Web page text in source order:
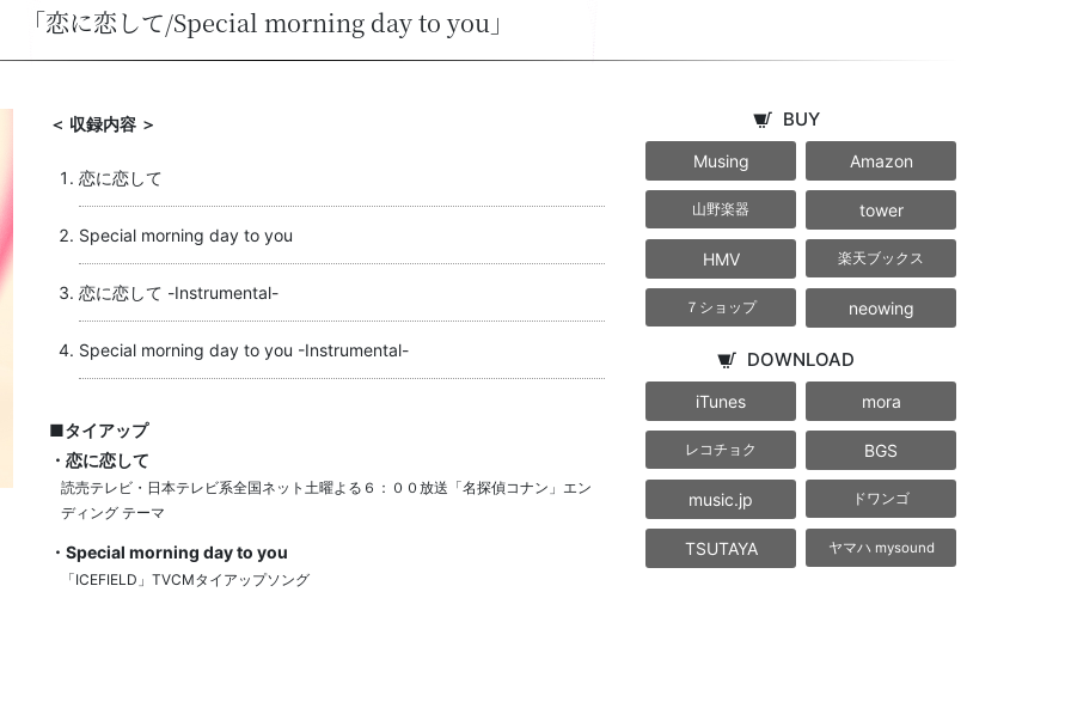
「恋に恋して/Special morning day to you」
＜ 収録内容 ＞
恋に恋して
Special morning day to you
恋に恋して -Instrumental-
Special morning day to you -Instrumental-
■タイアップ
・恋に恋して
読売テレビ・日本テレビ系全国ネット土曜よる６：００放送「名探偵コナン」エン
ディング テーマ
・Special morning day to you
「ICEFIELD」TVCMタイアップソング
BUY
Musing Amazon
山野楽器 tower
HMV 楽天ブックス
７ショップ neowing
DOWNLOAD
iTunes mora
レコチョク BGS
music.jp ドワンゴ
TSUTAYA ヤマハ mysound